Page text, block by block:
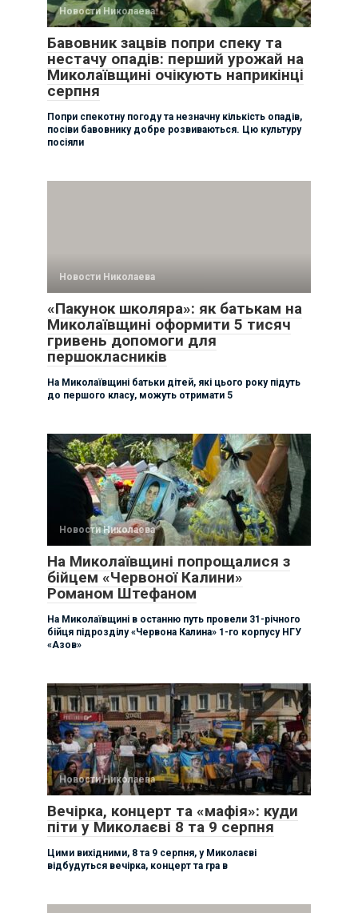
Новости Николаева
Бавовник зацвів попри спеку та
нестачу опадів: перший урожай на
Миколаївщині очікують наприкінці
серпня
Попри спекотну погоду та незначну кількість опадів,
посіви бавовнику добре розвиваються. Цю культуру
посіяли
Новости Николаева
«Пакунок школяра»: як батькам на
Миколаївщині оформити 5 тисяч
гривень допомоги для
першокласників
На Миколаївщині батьки дітей, які цього року підуть
до першого класу, можуть отримати 5
Новости Николаева
На Миколаївщині попрощалися з
бійцем «Червоної Калини»
Романом Штефаном
На Миколаївщині в останню путь провели 31-річного
бійця підрозділу «Червона Калина» 1-го корпусу НГУ
«Азов»
Новости Николаева
Вечірка, концерт та «мафія»: куди
піти у Миколаєві 8 та 9 серпня
Цими вихідними, 8 та 9 серпня, у Миколаєві
відбудуться вечірка, концерт та гра в